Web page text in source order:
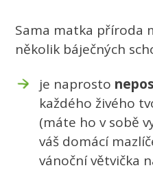
Sama matka příroda
několik báječných
je naprosto
každého živého
(máte ho v sobě
váš domácí
vánoční větvička